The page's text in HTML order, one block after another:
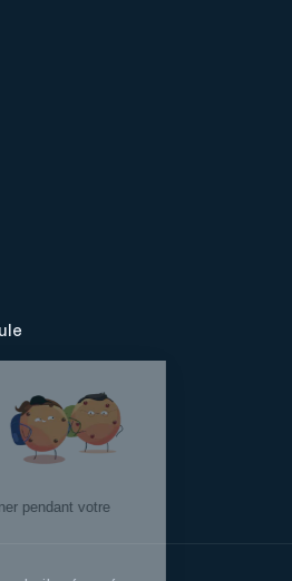
contenu de
vous
vous accompagner pendant votre